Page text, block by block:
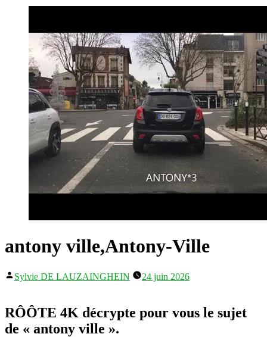
antony ville,Antony-Ville
Publié
Sylvie DE LAUZAINGHEIN 24 juin 2026
RÔÔTE 4K décrypte pour vous le sujet
de « antony ville ».